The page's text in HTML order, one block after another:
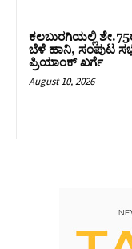
ಕಲಬುರಗಿಯಲ್ಲಿ
ಬೆಳೆ ಹಾನಿ, ಸಂಪುಟ‌
ಪ್ರಿಯಾಂಕ್ ಖರ್ಗೆ
August 10, 2026